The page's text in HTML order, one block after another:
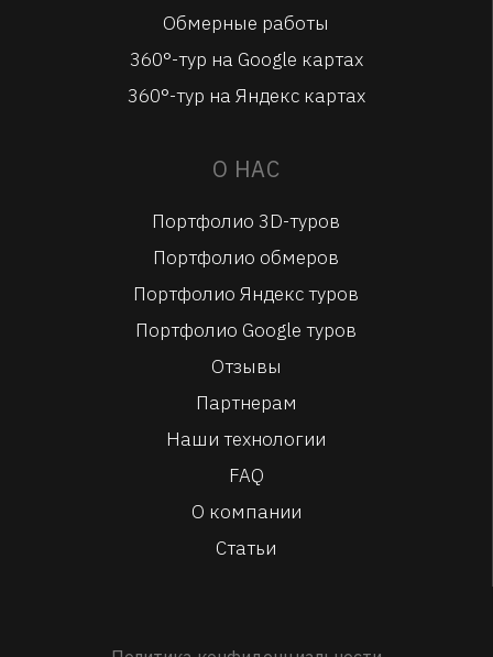
Обмерные работы
360°-тур на Google картах
360°-тур на Яндекс картах
О НАС
Портфолио 3D-туров
Портфолио обмеров
Портфолио Яндекс туров
Портфолио Google туров
Отзывы
Партнерам
Наши технологии
FAQ
О компании
Статьи